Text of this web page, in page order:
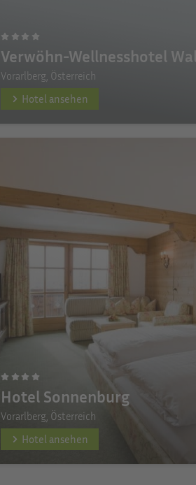
Verwöhn-Wellnesshotel
Vorarlberg, Österreich
Hotel ansehen
Hotel Sonnenburg
Vorarlberg, Österreich
Hotel ansehen